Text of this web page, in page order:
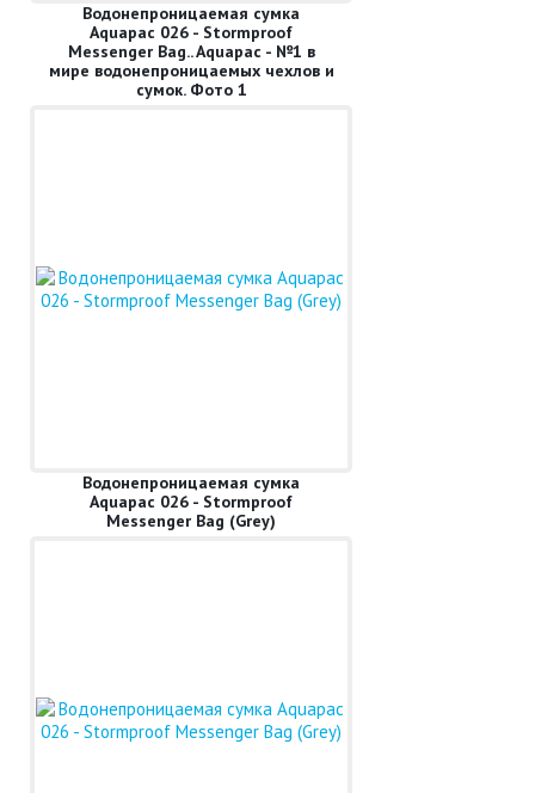
Водонепроницаемая сумка
Aquapac 026 - Stormproof
Messenger Bag.. Aquapac - №1 в
мире водонепроницаемых чехлов и
сумок. Фото 1
Водонепроницаемая сумка
Aquapac 026 - Stormproof
Messenger Bag (Grey)